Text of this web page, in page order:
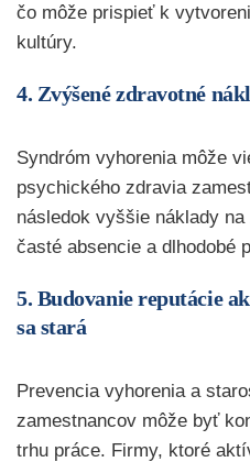
čo môže prispieť k
kultúry.
4. Zvýšené zdravotné
Syndróm vyhorenia môže
psychického zdravia
následok vyššie náklady
časté absencie a dlhodobé
5. Budovanie reputácie
sa stará
Prevencia vyhorenia a
zamestnancov môže byť
trhu práce. Firmy, ktoré